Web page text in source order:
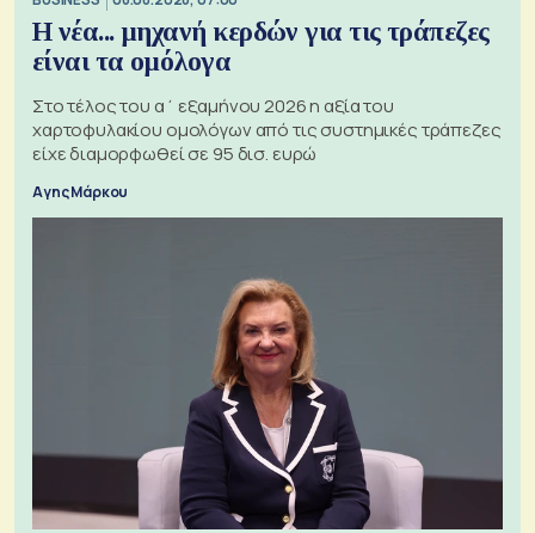
Η νέα... μηχανή κερδών για τις τράπεζες
είναι τα ομόλογα
Στο τέλος του α΄ εξαμήνου 2026 η αξία του
χαρτοφυλακίου ομολόγων από τις συστημικές τράπεζες
είχε διαμορφωθεί σε 95 δισ. ευρώ
Αγης Μάρκου